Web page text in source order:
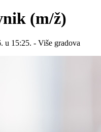
(m/ž)
u 15:25. - Više gradova